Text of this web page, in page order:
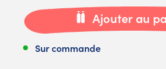
Ajouter au
Sur commande